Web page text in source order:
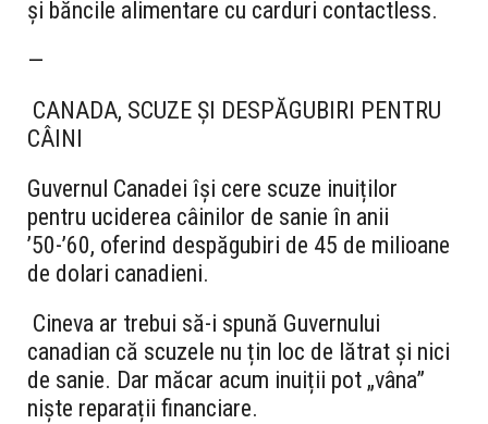
și băncile alimentare cu carduri contactless.
—
CANADA, SCUZE ȘI DESPĂGUBIRI PENTRU
CÂINI
Guvernul Canadei își cere scuze inuiților
pentru uciderea câinilor de sanie în anii
’50-’60, oferind despăgubiri de 45 de milioane
de dolari canadieni.
Cineva ar trebui să-i spună Guvernului
canadian că scuzele nu țin loc de lătrat și nici
de sanie. Dar măcar acum inuiții pot „vâna”
niște reparații financiare.